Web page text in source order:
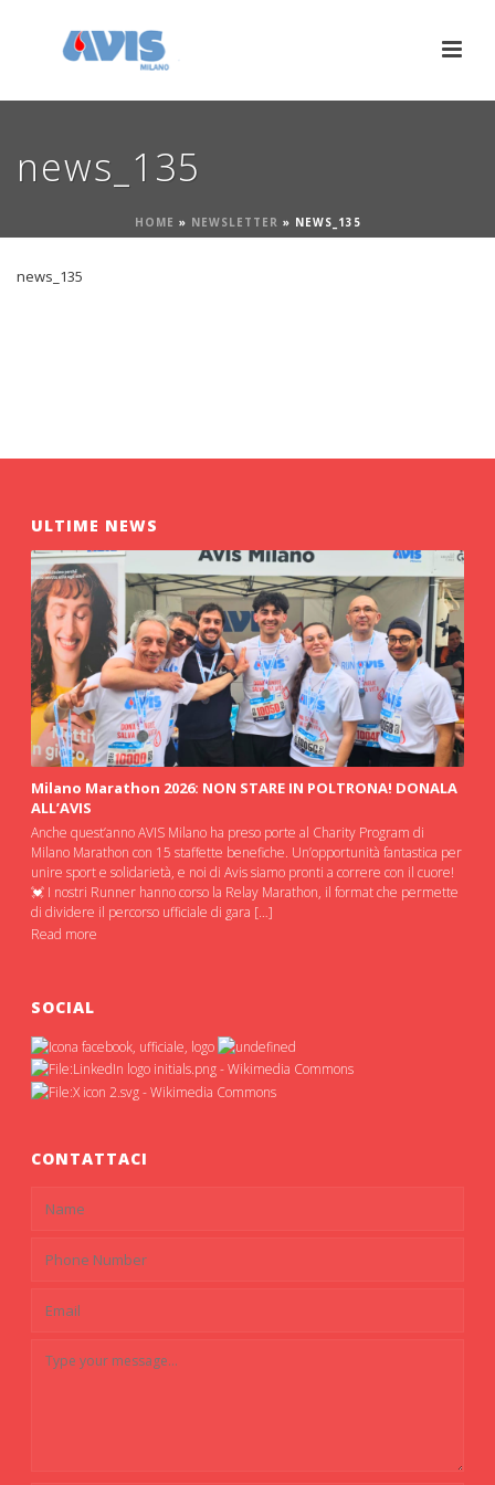
news_135
HOME » NEWSLETTER » NEWS_135
news_135
ULTIME NEWS
Milano Marathon 2026: NON STARE IN POLTRONA! DONALA
ALL’AVIS
Anche quest’anno AVIS Milano ha preso porte al Charity Program di
Milano Marathon con 15 staffette benefiche. Un’opportunità fantastica per
unire sport e solidarietà, e noi di Avis siamo pronti a correre con il cuore!
💓 I nostri Runner hanno corso la Relay Marathon, il format che permette
di dividere il percorso ufficiale di gara […]
Read more
SOCIAL
CONTATTACI